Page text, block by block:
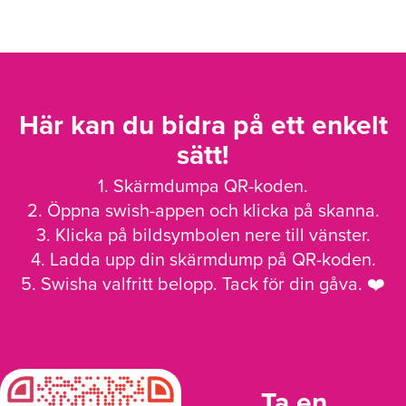
Här kan du bidra på ett enkelt
sätt!
1. Skärmdumpa QR-koden.
2. Öppna swish-appen och klicka på skanna.
3. Klicka på bildsymbolen nere till vänster.
4. Ladda upp din skärmdump på QR-koden.
5. Swisha valfritt belopp. Tack för din gåva. ❤️